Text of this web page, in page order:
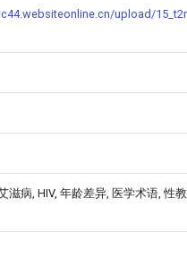
upload/
滋病, HIV, 年龄差异, 医学术语, 性